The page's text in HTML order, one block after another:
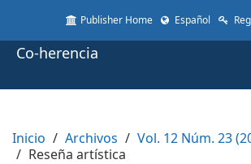
to
page
Main
Content
Sidebar
Publisher Home Español
Co-herencia
Inicio Archivos
Vol. 12 Núm. 23
Reseña artística